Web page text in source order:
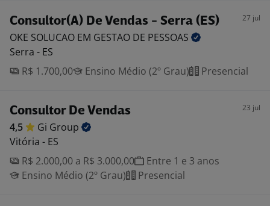
Consultor(A) De Vendas - Serra (ES) 27 jul
OKE SOLUCAO EM GESTAO DE PESSOAS
Serra - ES
R$ 1.700,00
Ensino Médio (2º Grau) Presencial
Consultor De Vendas 23 jul
4,5 Gi Group
Vitória - ES
R$ 2.000,00 a R$ 3.000,00
Entre 1 e 3 anos
Ensino Médio (2º Grau)
Presencial